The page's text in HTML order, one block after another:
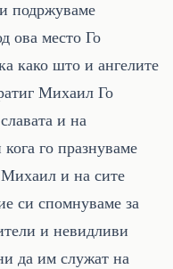
подржуваме
ова место Го
како што и ангелите
Михаил Го
и на
го празнуваме
Михаил и на сите
си спомнуваме за
и невидливи
да им служат на